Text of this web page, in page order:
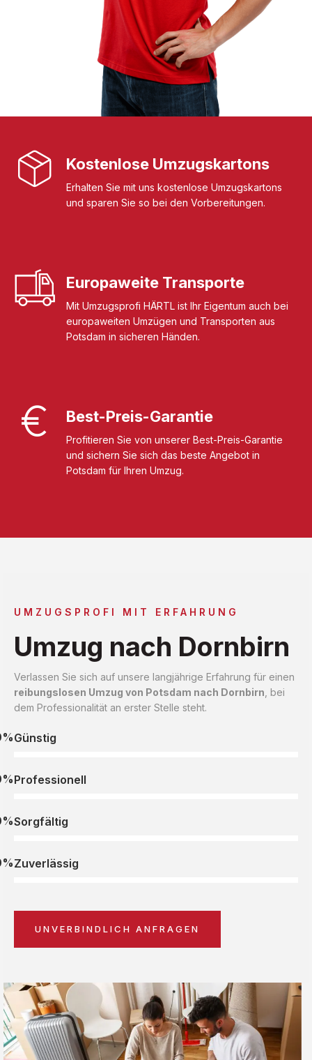
Kostenlose Umzugskartons
Erhalten Sie mit uns kostenlose Umzugskartons
und sparen Sie so bei den Vorbereitungen.
Europaweite Transporte
Mit Umzugsprofi HÄRTL ist Ihr Eigentum auch bei
europaweiten Umzügen und Transporten aus
Potsdam in sicheren Händen.
Best-Preis-Garantie
Profitieren Sie von unserer Best-Preis-Garantie
und sichern Sie sich das beste Angebot in
Potsdam für Ihren Umzug.
UMZUGSPROFI MIT ERFAHRUNG
Umzug nach Dornbirn
Verlassen Sie sich auf unsere langjährige Erfahrung für einen
reibungslosen Umzug von Potsdam nach Dornbirn , bei
dem Professionalität an erster Stelle steht.
Günstig
Professionell
Sorgfältig
Zuverlässig
UNVERBINDLICH ANFRAGEN